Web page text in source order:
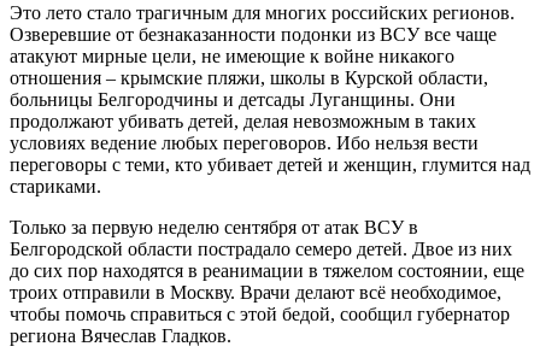
Это лето стало трагичным для многих российских регионов.
Озверевшие от безнаказанности подонки из ВСУ все чаще
атакуют мирные цели, не имеющие к войне никакого
отношения – крымские пляжи, школы в Курской области,
больницы Белгородчины и детсады Луганщины. Они
продолжают убивать детей, делая невозможным в таких
условиях ведение любых переговоров. Ибо нельзя вести
переговоры с теми, кто убивает детей и женщин, глумится над
стариками.
Только за первую неделю сентября от атак ВСУ в
Белгородской области пострадало семеро детей. Двое из них
до сих пор находятся в реанимации в тяжелом состоянии, еще
троих отправили в Москву. Врачи делают всё необходимое,
чтобы помочь справиться с этой бедой, сообщил губернатор
региона Вячеслав Гладков.